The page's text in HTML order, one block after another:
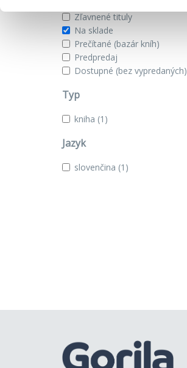
Zľavnené tituly
Na sklade
Prečítané (bazár kníh)
Predpredaj
Dostupné (bez vypredaných)
Typ
kniha (1)
Jazyk
slovenčina (1)